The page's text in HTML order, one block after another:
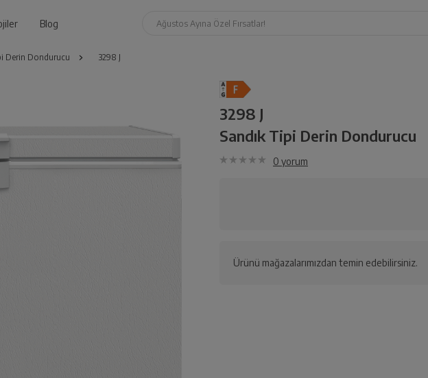
Blog Ağustos Ayına Özel Fırsatlar!
Derin Dondurucu 3298 J
3298 J
Sandık Tipi Derin Dondurucu
0 yorum
Ürünü mağazalarımızdan temin edebilirsiniz.